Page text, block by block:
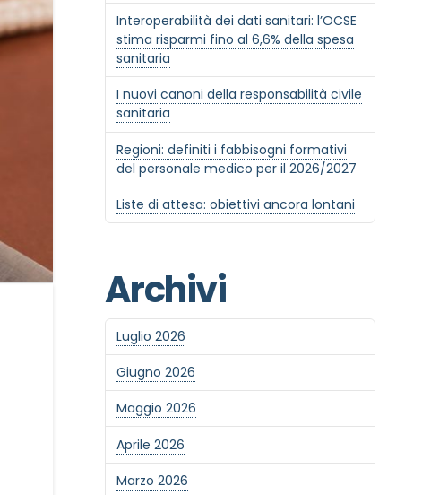
Interoperabilità dei dati sanitari: l’OCSE
stima risparmi fino al 6,6% della spesa
sanitaria
I nuovi canoni della responsabilità civile
sanitaria
Regioni: definiti i fabbisogni formativi
del personale medico per il 2026/2027
Liste di attesa: obiettivi ancora lontani
Archivi
Luglio 2026
Giugno 2026
Maggio 2026
Aprile 2026
Marzo 2026